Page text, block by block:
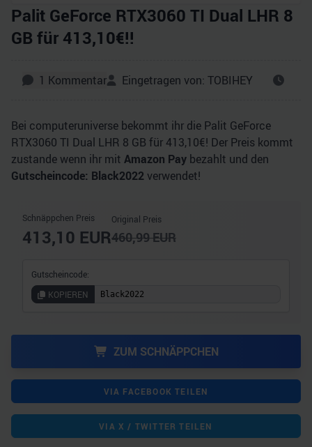
Palit GeForce RTX3060 TI Dual LHR 8
GB für 413,10€!!
1 Kommentar Eingetragen von: TOBIHEY
Bei computeruniverse bekommt ihr die Palit GeForce
RTX3060 TI Dual LHR 8 GB für 413,10€! Der Preis kommt
zustande wenn ihr mit Amazon Pay bezahlt und den
Gutscheincode: Black2022 verwendet!
Schnäppchen Preis
413,10 EUR
Original Preis
460,99EUR
Gutscheincode:
KOPIEREN
ZUM SCHNÄPPCHEN
VIA FACEBOOK TEILEN
VIA X / TWITTER TEILEN